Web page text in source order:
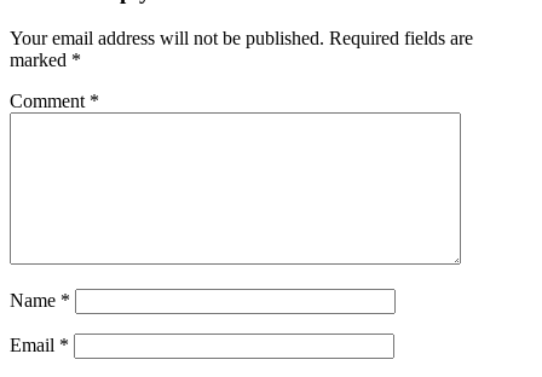
Your email address will not be published. Required fields are
marked *
Comment *
Name *
Email *